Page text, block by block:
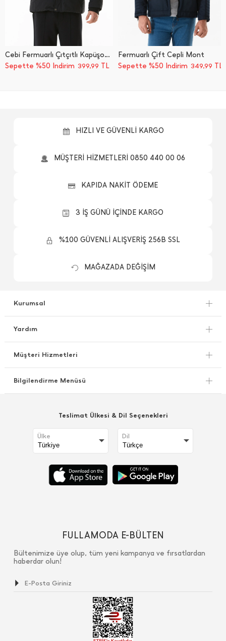
Cebi Fermuarlı Çıtçıtlı Kapüşonlu Şişme Mont
Sepette %50 İndirim 399,99 TL
Fermuarlı Çift Cepli Mont
Sepette %50 İndirim 349,99 TL
HIZLI VE GÜVENLİ KARGO
MÜŞTERİ HİZMETLERİ 0850 440 00 06
KAPIDA NAKİT ÖDEME
3 İŞ GÜNÜ İÇİNDE KARGO
%100 GÜVENLİ ALIŞVERİŞ 256B SSL
MAĞAZADA DEĞİŞİM
Kurumsal
Yardım
Müşteri Hizmetleri
Bilgilendirme Menüsü
Teslimat Ülkesi & Dil Seçenekleri
Ülke Dil
FULLAMODA E-BÜLTEN
Bültenimize üye olup, tüm yeni kampanya ve fırsatlardan
haberdar olun!